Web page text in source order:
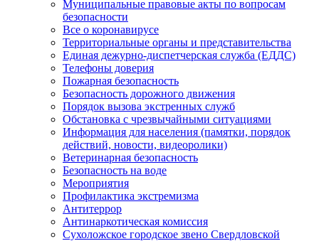
Муниципальные правовые акты по вопросам
безопасности
Все о коронавирусе
Территориальные органы и представительства
Единая дежурно-диспетчерская служба (ЕДДС)
Телефоны доверия
Пожарная безопасность
Безопасность дорожного движения
Порядок вызова экстренных служб
Обстановка с чрезвычайными ситуациями
Информация для населения (памятки, порядок
действий, новости, видеоролики)
Ветеринарная безопасность
Безопасность на воде
Мероприятия
Профилактика экстремизма
Антитеррор
Антинаркотическая комиссия
Сухоложское городское звено Свердловской